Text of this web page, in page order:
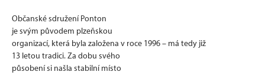
Občanské sdružení Ponton
je svým původem plzeňskou
organizací, která byla založena v roce 1996 – má tedy již
13 letou tradici. Za dobu svého
působení si našla stabilní místo